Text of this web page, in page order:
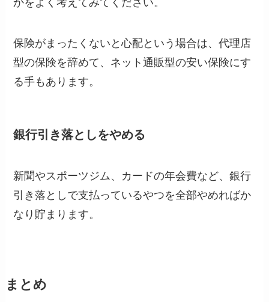
保険がまったくないと心配という場合は、代理店
型の保険を辞めて、ネット通販型の安い保険にす
る手もあります。
銀行引き落としをやめる
新聞やスポーツジム、カードの年会費など、銀行
引き落としで支払っているやつを全部やめればか
なり貯まります。
まとめ